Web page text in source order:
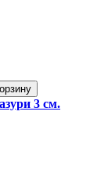
3 см.